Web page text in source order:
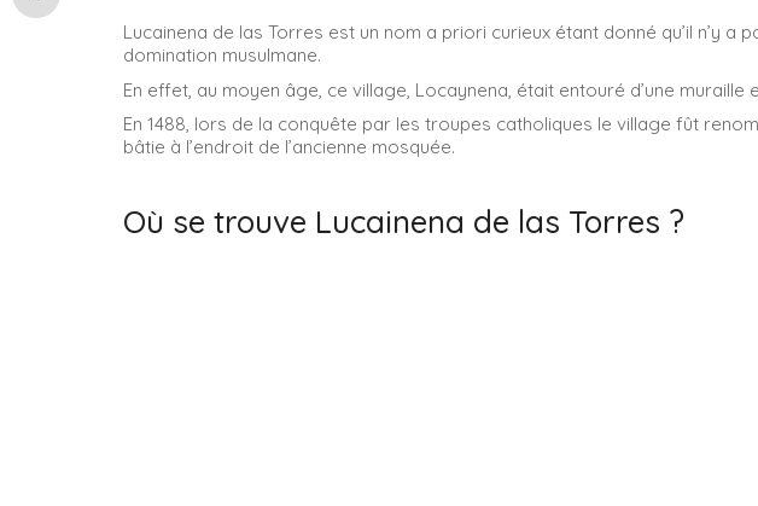
Lucainena de las Torres est un nom a priori curieux étant donné qu’il n’y
domination musulmane.
En effet, au moyen âge, ce village, Locaynena, était entouré d’une muraille
En 1488, lors de la conquête par les troupes catholiques le village fût
bâtie à l’endroit de l’ancienne mosquée.
Où se trouve Lucainena de las Torres ?